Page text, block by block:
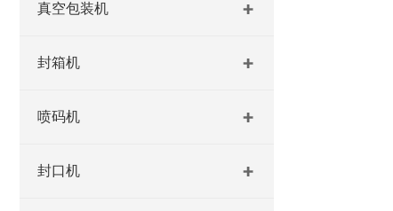
真空包装机
封箱机
喷码机
封口机